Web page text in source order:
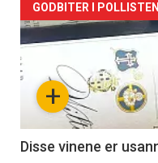
Forsiden
akkurat
nå
3
+
GODBITER I POLLISTEN
Disse vinene er